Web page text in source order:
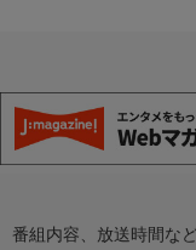
番組内容、放送時間な